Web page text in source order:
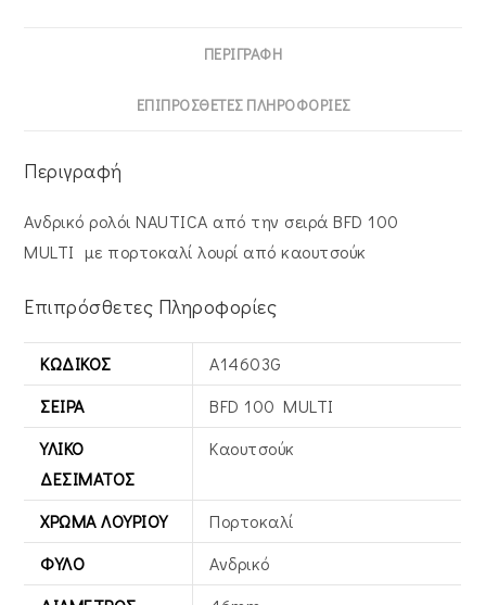
ΠΕΡΙΓΡΑΦΉ
ΕΠΙΠΡΌΣΘΕΤΕΣ ΠΛΗΡΟΦΟΡΊΕΣ
Περιγραφή
Ανδρικό ρολόι NAUTICA από την σειρά BFD 100
MULTI με πορτοκαλί λουρί από καουτσούκ
Επιπρόσθετες Πληροφορίες
ΚΩΔΙΚΌΣ
A14603G
ΣΕΙΡΆ
BFD 100 MULTI
ΥΛΙΚΌ
ΔΕΣΊΜΑΤΟΣ
Καουτσούκ
ΧΡΏΜΑ ΛΟΥΡΙΟΎ
Πορτοκαλί
ΦΎΛΟ
Ανδρικό